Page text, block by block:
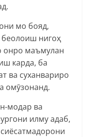
мо бояд,
беолоиш нигоҳ
онро маъмулан
карда, ба
ва суханвариро
омӯзонанд.
модар ва
илму адаб,